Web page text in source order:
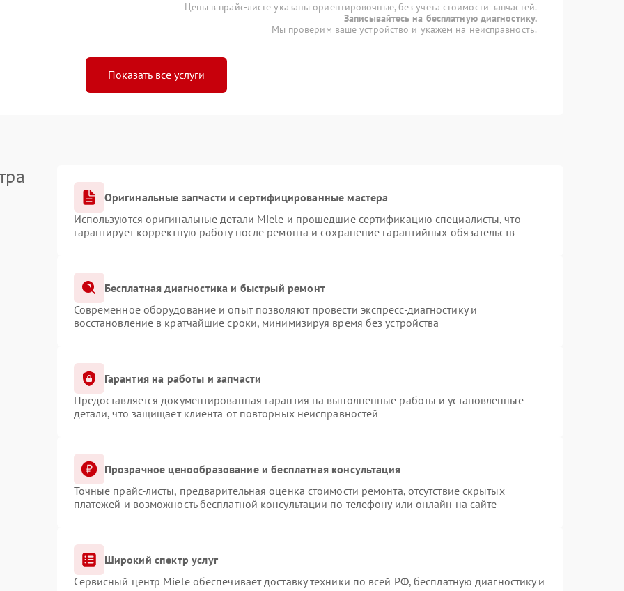
Цены в прайс-листе указаны ориентировочные, без учета стоимости запчастей.
Записывайтесь на бесплатную диагностику.
Мы проверим ваше устройство и укажем на неисправность.
Показать все услуги
Оригинальные запчасти и сертифицированные мастера
Используются оригинальные детали Miele и прошедшие сертификацию специалисты, что
гарантирует корректную работу после ремонта и сохранение гарантийных обязательств
Бесплатная диагностика и быстрый ремонт
Современное оборудование и опыт позволяют провести экспресс-диагностику и
восстановление в кратчайшие сроки, минимизируя время без устройства
Гарантия на работы и запчасти
Предоставляется документированная гарантия на выполненные работы и установленные
детали, что защищает клиента от повторных неисправностей
Прозрачное ценообразование и бесплатная консультация
Точные прайс-листы, предварительная оценка стоимости ремонта, отсутствие скрытых
платежей и возможность бесплатной консультации по телефону или онлайн на сайте
Широкий спектр услуг
Сервисный центр Miele обеспечивает доставку техники по всей РФ, бесплатную диагностику и